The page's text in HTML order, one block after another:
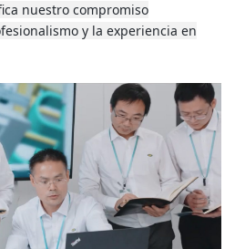
nuestro compromiso
y la experiencia en